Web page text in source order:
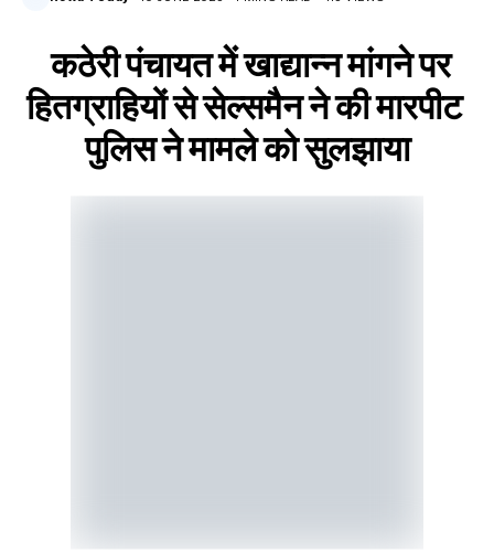
कठेरी पंचायत में खाद्यान्न मांगने पर
हितग्राहियों से सेल्समैन ने की मारपीट
पुलिस ने मामले को सुलझाया